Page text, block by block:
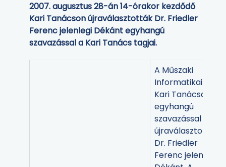
2007. augusztus 28-án 14-órakor kezdődő
Kari Tanácson újraválasztották Dr. Friedler
Ferenc jelenlegi Dékánt egyhangú
szavazással a Kari Tanács tagjai.
A Műszaki
Informatikai Kar
Kari Tanácsa
egyhangú
szavazással
újraválasztotta
Dr. Friedler
Ferenc jelenlegi